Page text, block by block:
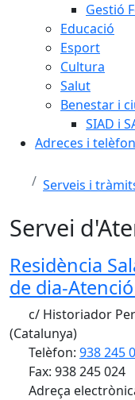
Gestió
Educació
Esport
Cultura
Salut
Benestar i
SIAD i
Adreces i
Serveis i
Servei
Residència
de dia-
c/ Historiador
(Catalunya)
Telèfon: 938 245
Fax: 938 245 024
Adreça